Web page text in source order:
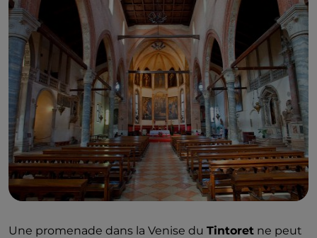
Une promenade dans la Venise du Tintoret ne peut